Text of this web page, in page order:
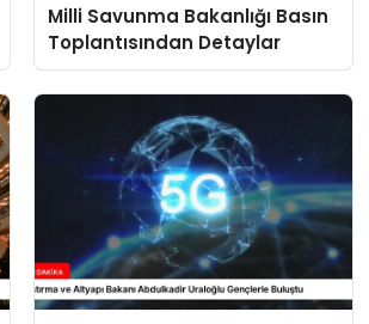
Milli Savunma Bakanlığı Basın
Toplantısından Detaylar